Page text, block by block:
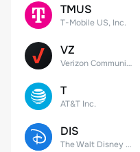
TMUS
T-Mobile US, Inc.
VZ
Verizon Communications
T
AT&T Inc.
DIS
The Walt Disney Company